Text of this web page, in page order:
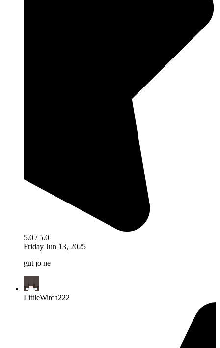
5.0 / 5.0
Friday Jun 13, 2025
gut jo ne
LittleWitch222